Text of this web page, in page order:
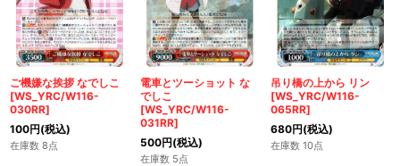
ご機嫌な挨拶 なでしこ
[WS_YRC/W116-
030RR]
100円(税込)
在庫数 8点
電車とツーショット な
でしこ
[WS_YRC/W116-
031RR]
500円(税込)
在庫数 5点
吊り橋の上から リン
[WS_YRC/W116-
065RR]
680円(税込)
在庫数 10点